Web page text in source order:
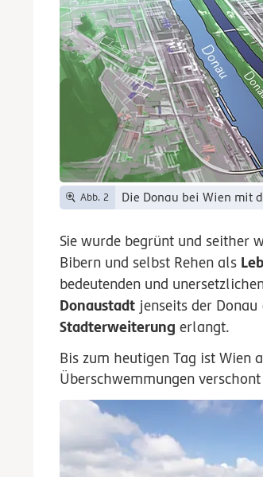
Abb. 2 Die Donau bei Wien mit
Sie wurde begrünt und seither
Bibern und selbst Rehen als
bedeutenden und
Donaustadt jenseits der
Stadterweiterung erlangt.
Bis zum heutigen Tag ist Wien
Überschwemmungen